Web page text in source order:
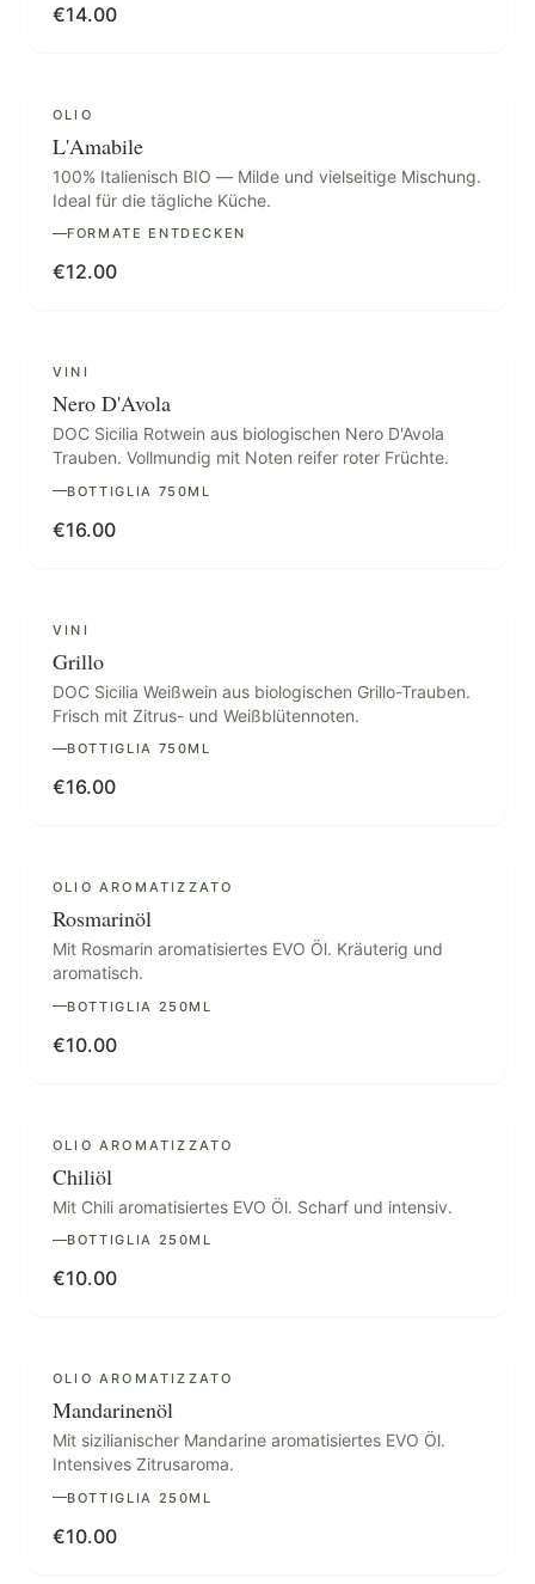
€14.00
OLIO
L'Amabile
100% Italienisch BIO — Milde und vielseitige Mischung.
Ideal für die tägliche Küche.
FORMATE ENTDECKEN
€12.00
VINI
Nero D'Avola
DOC Sicilia Rotwein aus biologischen Nero D'Avola
Trauben. Vollmundig mit Noten reifer roter Früchte.
BOTTIGLIA 750ML
€16.00
VINI
Grillo
DOC Sicilia Weißwein aus biologischen Grillo-Trauben.
Frisch mit Zitrus- und Weißblütennoten.
BOTTIGLIA 750ML
€16.00
AUSVERKAUFT
OLIO AROMATIZZATO
Rosmarinöl
Mit Rosmarin aromatisiertes EVO Öl. Kräuterig und
aromatisch.
BOTTIGLIA 250ML
€10.00
AUSVERKAUFT
OLIO AROMATIZZATO
Chiliöl
Mit Chili aromatisiertes EVO Öl. Scharf und intensiv.
BOTTIGLIA 250ML
€10.00
AUSVERKAUFT
OLIO AROMATIZZATO
Mandarinenöl
Mit sizilianischer Mandarine aromatisiertes EVO Öl.
Intensives Zitrusaroma.
BOTTIGLIA 250ML
€10.00